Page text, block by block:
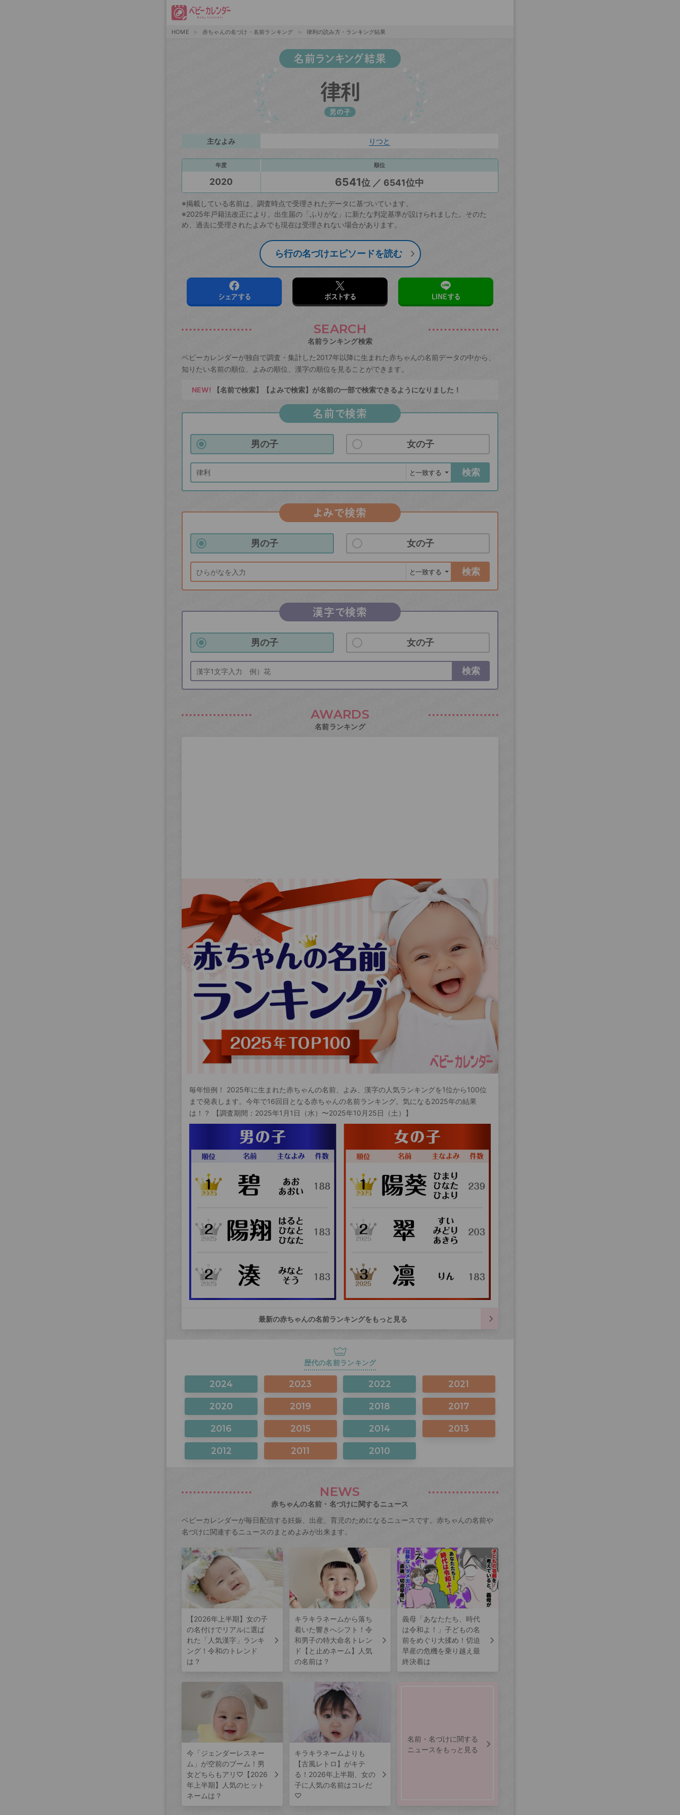
HOME 赤ちゃんの名づけ・名前ランキング 律利の読み方・ランキング結果
名前ランキング結果
律利
男の子
主なよみ りつと
年度 順位
2020 6541位 ／ 6541位中
※掲載している名前は、調査時点で受理されたデータに基づいています。
※2025年戸籍法改正により、出生届の「ふりがな」に新たな判定基準が設けられました。そのた
め、過去に受理されたよみでも現在は受理されない場合があります。
ら行の名づけエピソードを読む
シェアする ポストする LINEする
SEARCH
名前ランキング検索
ベビーカレンダーが独自で調査・集計した2017年以降に生まれた赤ちゃんの名前データの中から、
知りたい名前の順位、よみの順位、漢字の順位を見ることができます。
NEW! 【名前で検索】【よみで検索】が名前の一部で検索できるようになりました！
名前で検索
男の子 女の子
検索
よみで検索
男の子 女の子
検索
漢字で検索
男の子 女の子
検索
AWARDS
名前ランキング
毎年恒例！ 2025年に生まれた赤ちゃんの名前、よみ、漢字の人気ランキングを1位から100位
まで発表します。今年で16回目となる赤ちゃんの名前ランキング。気になる2025年の結果
は！？ 【調査期間：2025年1月1日（水）〜2025年10月25日（土）】
最新の赤ちゃんの名前ランキングをもっと見る
歴代の名前ランキング
2024 2023 2022 2021
2020 2019 2018 2017
2016 2015 2014 2013
2012 2011 2010
NEWS
赤ちゃんの名前・名づけに関するニュース
ベビーカレンダーが毎日配信する妊娠、出産、育児のためになるニュースです。赤ちゃんの名前や
名づけに関連するニュースのまとめよみが出来ます。
【2026年上半期】女の子
の名付けでリアルに選ば
れた「人気漢字」ランキ
ング！令和のトレンド
は？
キラキラネームから落ち
着いた響きへシフト！令
和男子の特大命名トレン
ド【と止めネーム】人気
の名前は？
義母「あなたたち、時代
は令和よ！」子どもの名
前をめぐり大揉め！切迫
早産の危機を乗り越え最
終決着は
今「ジェンダーレスネー
ム」が空前のブーム！男
女どちらもアリ♡【2026
年上半期】人気のヒット
ネームは？
キラキラネームよりも
【古風レトロ】がキテ
る！2026年上半期、女の
子に人気の名前はコレだ
♡
名前・名づけに関する
ニュースをもっと見る